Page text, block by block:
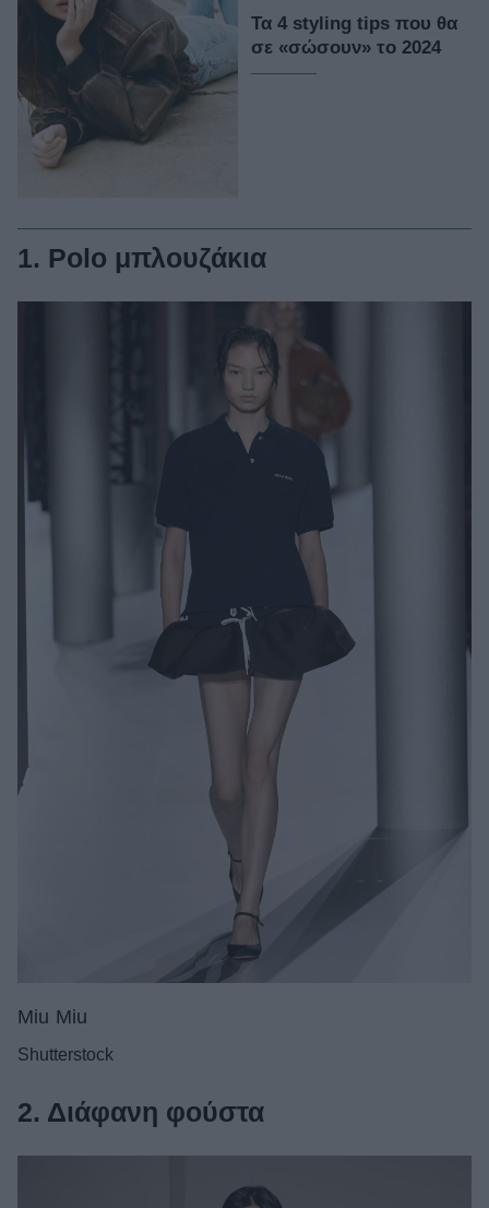
Τα 4 styling tips που θα
σε «σώσουν» το 2024
1. Polo μπλουζάκια
Miu Miu
Shutterstock
2. Διάφανη φούστα